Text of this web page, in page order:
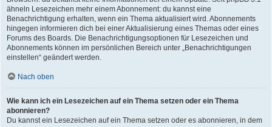
ähneln Lesezeichen mehr einem Abonnement: du kannst eine
Benachrichtigung erhalten, wenn ein Thema aktualisiert wird. Abonnements
hingegen informieren dich bei einer Aktualisierung eines Themas oder eines
Forums des Boards. Die Benachrichtigungsoptionen für Lesezeichen und
Abonnements können im persönlichen Bereich unter „Benachrichtigungen
einstellen“ geändert werden.
Nach oben
Wie kann ich ein Lesezeichen auf ein Thema setzen oder ein Thema
abonnieren?
Du kannst ein Lesezeichen auf ein Thema setzen oder es abonnieren, in dem